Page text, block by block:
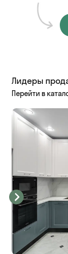
Лидеры
Перейти в